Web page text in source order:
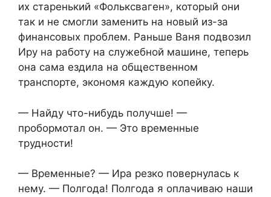
их старенький «Фольксваген», который они
так и не смогли заменить на новый из-за
финансовых проблем. Раньше Ваня подвозил
Иру на работу на служебной машине, теперь
она сама ездила на общественном
транспорте, экономя каждую копейку.
— Найду что-нибудь получше! —
пробормотал он. — Это временные
трудности!
— Временные? — Ира резко повернулась к
нему. — Полгода! Полгода я оплачиваю наши